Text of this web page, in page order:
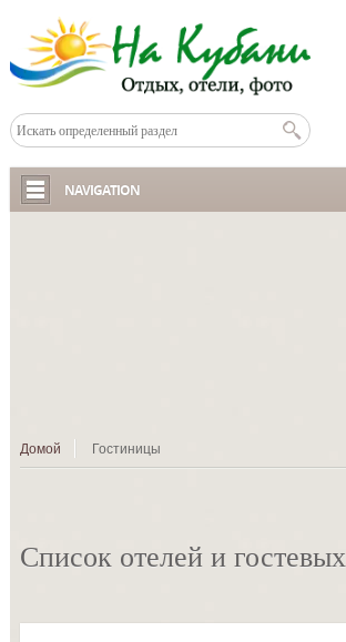
NAVIGATION
Домой Гостиницы
Список отелей и